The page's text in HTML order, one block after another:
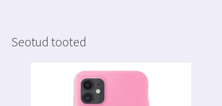
Seotud tooted